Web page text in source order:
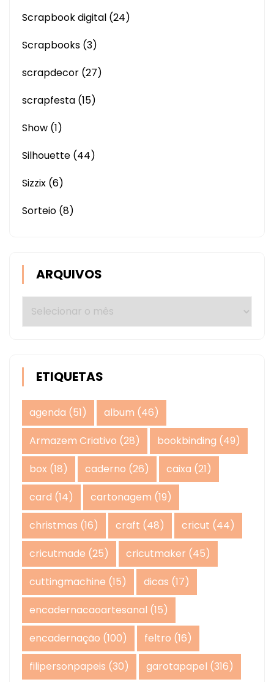
Scrapbook digital (24)
Scrapbooks (3)
scrapdecor (27)
scrapfesta (15)
Show (1)
Silhouette (44)
Sizzix (6)
Sorteio (8)
ARQUIVOS
Arquivos
ETIQUETAS
agenda (51) album (46)
Armazem Criativo (28) bookbinding (49)
box (18) caderno (26) caixa (21)
card (14) cartonagem (19)
christmas (16) craft (48) cricut (44)
cricutmade (25) cricutmaker (45)
cuttingmachine (15) dicas (17)
encadernacaoartesanal (15)
encadernação (100) feltro (16)
filipersonpapeis (30) garotapapel (316)